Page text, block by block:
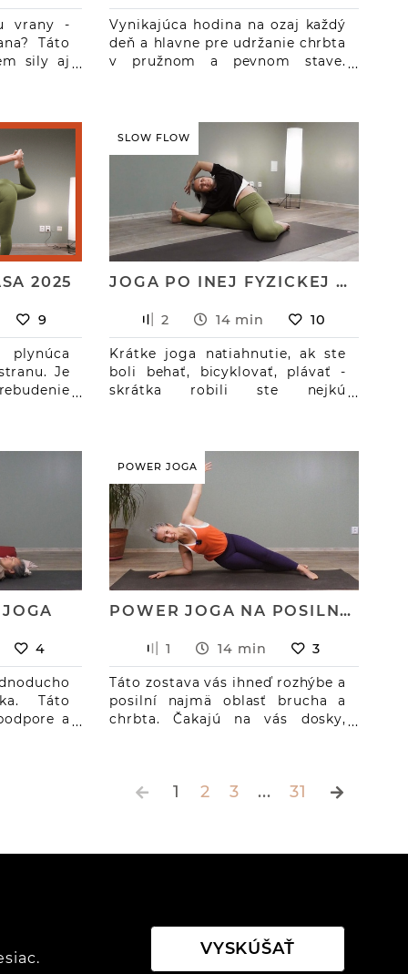
vrany -
Táto
sily aj
a
bočná
jašterica
Vynikajúca hodina na ozaj každý
deň a hlavne pre udržanie chrbta
v pružnom a pevnom stave.
smermi a trošku aj dynamicky
rozhýbeme. ASÁNY: Brána,
Salabhasana, Pes pozerajúci
dole, Nízky výpad, Polovičná
šnúra, Šťastné dieťa
2025
9
plynúca
Je
bočnej
2,
SLOW FLOW
JOGA PO INEJ FYZICKEJ AKTIVITE
2 14 min 10
Krátke joga natiahnutie, ak ste
boli behať, bicyklovať, plávať -
skrátka robili ste nejkú
ťava, úklon v prekážkovom sede,
šteniatko, žaba, kravská tlama -
gomukhasana
4
Táto
a
POWER JOGA
POWER JOGA NA POSILNENIE JADRA
1 14 min 3
Táto zostava vás ihneď rozhýbe a
posilní najmä oblasť brucha a
chrbta. Čakajú na vás dosky,
1 2 3 ... 31
VYSKÚŠAŤ